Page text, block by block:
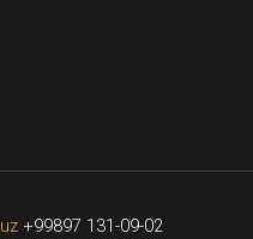
+99897 131-09-02